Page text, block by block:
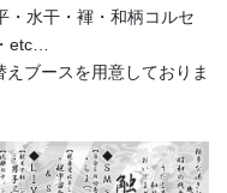
・水干・褌・和柄コルセ
etc…
ブースを用意しておりま